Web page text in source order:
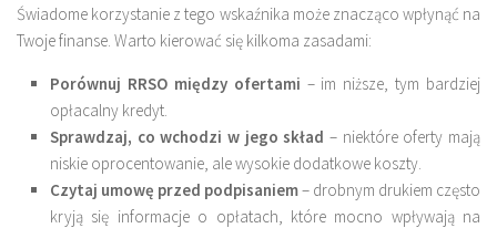
Świadome korzystanie z tego wskaźnika może znacząco wpłynąć na
Twoje finanse. Warto kierować się kilkoma zasadami:
Porównuj RRSO między ofertami – im niższe, tym bardziej
opłacalny kredyt.
Sprawdzaj, co wchodzi w jego skład – niektóre oferty mają
niskie oprocentowanie, ale wysokie dodatkowe koszty.
Czytaj umowę przed podpisaniem– drobnym drukiem często
kryją się informacje o opłatach, które mocno wpływają na